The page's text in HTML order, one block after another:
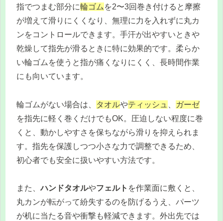
指でつまむ部分に輪ゴム を2〜3回巻き付けると摩擦
が増えて滑りにくくなり、無理に力を入れずに丸カ
ンをコントロールできます。手汗が出やすいときや
乾燥して指先が滑るときに特に効果的です。柔らか
い輪ゴムを使うと指が痛くなりにくく、長時間作業
にも向いています。
輪ゴムがない場合は、 タオルやティッシュ
ガーゼ
を指先に軽く巻くだけでもOK。圧迫しない程度に巻
くと、動かしやすさを保ちながら滑りを抑えられま
す。指先を保護しつつ小さな力で調整できるため、
初心者でも安全に扱いやすい方法です。
また、ハンドタオルやフェルト を作業面に敷くと、
丸カンが転がって紛失するのを防げるうえ、パーツ
が机に当たる音や衝撃も軽減できます。外出先では